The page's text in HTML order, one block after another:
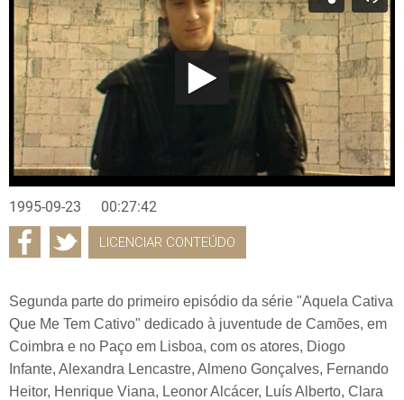
1995-09-23 00:27:42
LICENCIAR CONTEÚDO
Segunda parte do primeiro episódio da série "Aquela Cativa
Que Me Tem Cativo" dedicado à juventude de Camões, em
Coimbra e no Paço em Lisboa, com os atores, Diogo
Infante, Alexandra Lencastre, Almeno Gonçalves, Fernando
Heitor, Henrique Viana, Leonor Alcácer, Luís Alberto, Clara